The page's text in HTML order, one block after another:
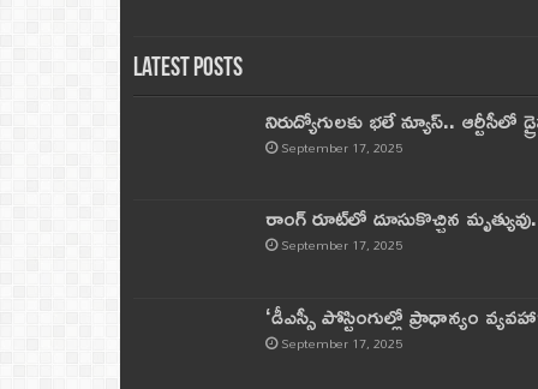
Latest Posts
నిరుద్యోగులకు భలే న్యూస్.. ఆర్టీసీలో
September 17, 2025
రాంగ్ రూట్‌లో దూసుకొచ్చిన
September 17, 2025
‘డీఎస్సీ పోస్టింగుల్లో ప్రాధాన్యం
September 17, 2025